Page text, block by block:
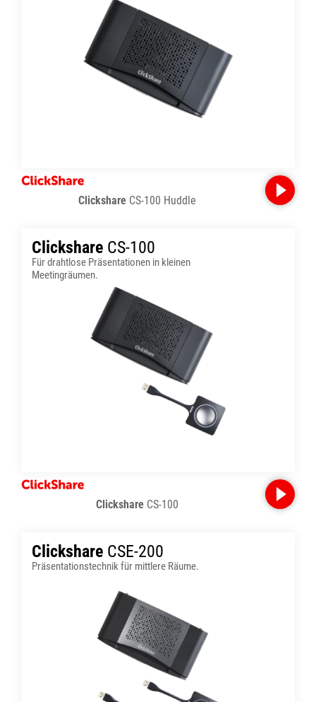
ClickshareCS-100 Huddle
Clickshare CS-100
Für drahtlose Präsentationen in kleinen
Meetingräumen.
ClickshareCS-100
Clickshare CSE-200
Präsentationstechnik für mittlere Räume.